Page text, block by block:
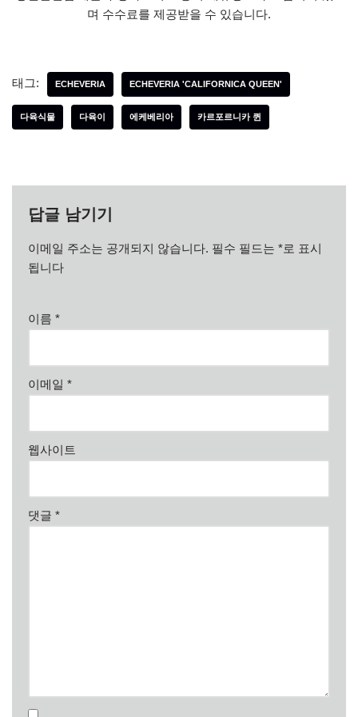
며 수수료를 제공받을 수 있습니다.
태그: ECHEVERIA ECHEVERIA 'CALIFORNICA QUEEN'
다육식물 다육이 에케베리아 카르포르니카 퀸
답글 남기기
이메일 주소는 공개되지 않습니다. 필수 필드는 *로 표시
됩니다
이름 *
이메일 *
웹사이트
댓글 *